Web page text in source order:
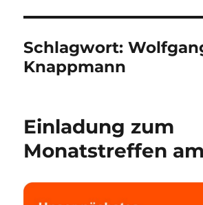
Schlagwort:
Knappmann
Einladung zum
Monatstreffen am